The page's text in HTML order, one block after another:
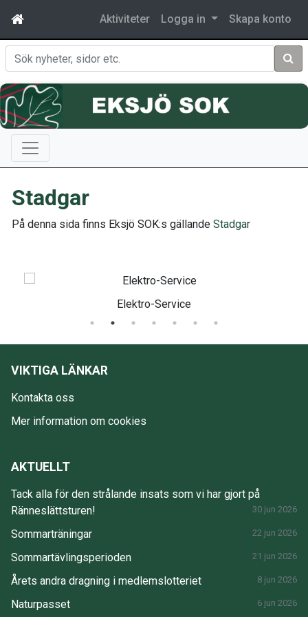
Aktiviteter Logga in Skapa konto
Sök
Stadgar
På denna sida finns Eksjö SOK:s gällande Stadgar
Elektro-Service
VIKTIGA LÄNKAR
Kontakta oss
Mer information om cookies
AKTUELLT
Tack alla för den strålande insats som vi har gjort på
Ränneslättsturen!
30 jun 2026
Sommarträningar 22 jun 2026
Sommartävlingsperioden 21 jun 2026
Årets andra dragning i medlemslotteriet 8 jun 2026
Naturpasset 6 jun 2026